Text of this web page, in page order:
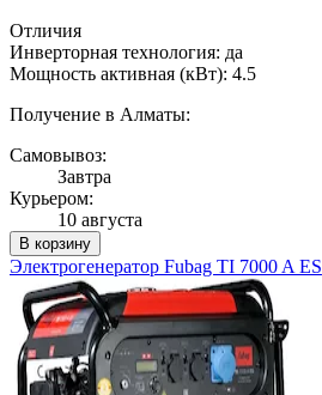
Отличия
Инверторная технология: да
Мощность активная (кВт): 4.5
Получение в Алматы:
Самовывоз:
Завтра
Курьером:
10 августа
В корзину
Электрогенератор Fubag TI 7000 A ES